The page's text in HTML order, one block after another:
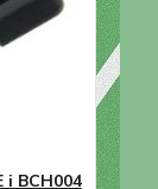
i BCH004